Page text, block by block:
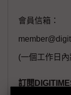
會員信箱：
(一個工作日
訂閱